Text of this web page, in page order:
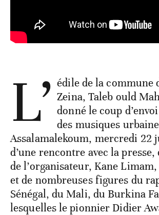
L’ édile de la commune
Zeina, Taleb ould
donné le coup
des musiques
Assalamalekoum, mercredi 22
d’une rencontre avec la presse,
de l’organisateur, Kane
et de nombreuses figures du
Sénégal, du Mali, du Burkina
lesquelles le pionnier Didier